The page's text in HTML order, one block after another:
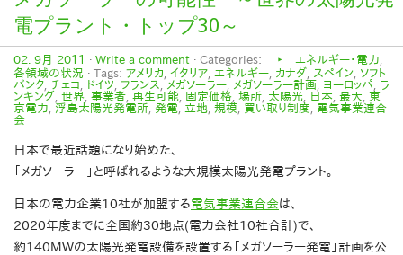
電プラント・トップ30～
02. 9月 2011 · Write a comment · Categories: ‣ エネルギー・電力
各領域の状況 · Tags: アメリカ イタリア エネルギー カナダ スペイン
ソフト
バンク チェコ ドイツ フランス メガソーラー メガソーラー計画 ヨーロッパ
ラ
ンキング 世界 事業者 再生可能 固定価格 場所 太陽光 日本 最大
東
京電力
浮島太陽光発電所 発電 立地 規模 買い取り制度
電気事業連合
会
日本で最近話題になり始めた、
「メガソーラー」と呼ばれるような大規模太陽光発電プラント。
日本の電力企業10社が加盟する電気事業連合会は、
2020年度までに全国約30地点(電力会社10社合計)で、
約140MWの太陽光発電設備を設置する「メガソーラー発電」計画を公